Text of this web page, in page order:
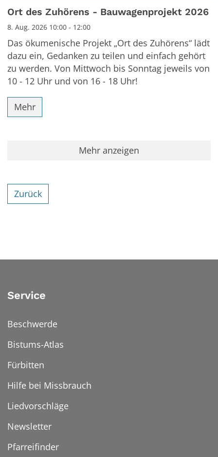
Datum: 8. August 2026
Ort des Zuhörens - Bauwagenprojekt 2026
8. Aug. 2026 10:00 - 12:00
Das ökumenische Projekt „Ort des Zuhörens“ lädt
dazu ein, Gedanken zu teilen und einfach gehört
zu werden. Von Mittwoch bis Sonntag jeweils von
10 - 12 Uhr und von 16 - 18 Uhr!
Mehr
Mehr anzeigen
Zurück
Service
Beschwerde
Bistums-Atlas
Fürbitten
Hilfe bei Missbrauch
Liedvorschläge
Newsletter
Pfarreifinder